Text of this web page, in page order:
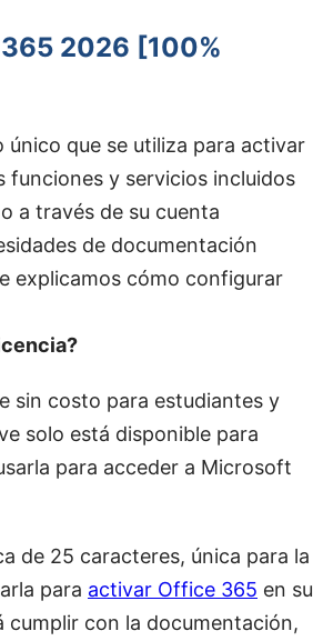
2026 [100%
que se utiliza para activar
funciones y servicios incluidos
a través de su cuenta
de documentación
explicamos cómo configurar
sin costo para estudiantes y
solo está disponible para
para acceder a Microsoft
de 25 caracteres, única para la
para activar Office 365 en su
con la documentación,